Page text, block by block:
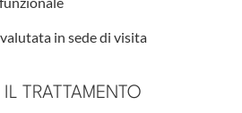
in sede di visita
TRATTAMENTO